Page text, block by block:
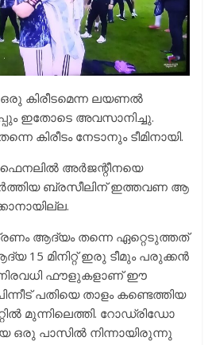
ഒരു കിരീടമെന്ന ലയണൽ
ഇതോടെ അവസാനിച്ചു.
കിരീടം നേടാനും ടീമിനായി.
അർജന്റീനയെ
ബ്രസീലിന് ഇത്തവണ ആ
ആദ്യം തന്നെ ഏറ്റെടുത്തത്
15 മിനിറ്റ് ഇരു ടീമും പരുക്കൻ
ഫൗളുകളാണ് ഈ
പതിയെ താളം കണ്ടെത്തിയ
മുന്നിലെത്തി. റോഡ്രിഡോ
ഒരു പാസിൽ നിന്നായിരുന്നു